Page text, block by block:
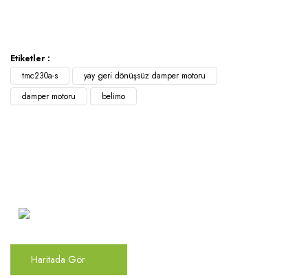
Etiketler :
tmc230a-s
yay geri dönüşsüz damper motoru
damper motoru
belimo
Haritada Gör